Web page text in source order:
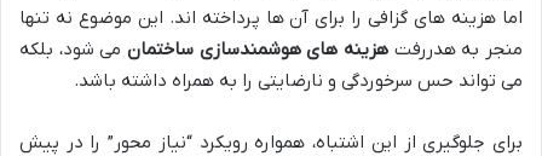
اما هزینه های گزافی را برای آن ها پرداخته اند. این موضوع نه تنها
منجر به هدررفت هزینه های هوشمندسازی ساختمان می شود، بلکه
می تواند حس سرخوردگی و نارضایتی را به همراه داشته باشد.
برای جلوگیری از این اشتباه، همواره رویکرد “نیاز محور” را در پیش